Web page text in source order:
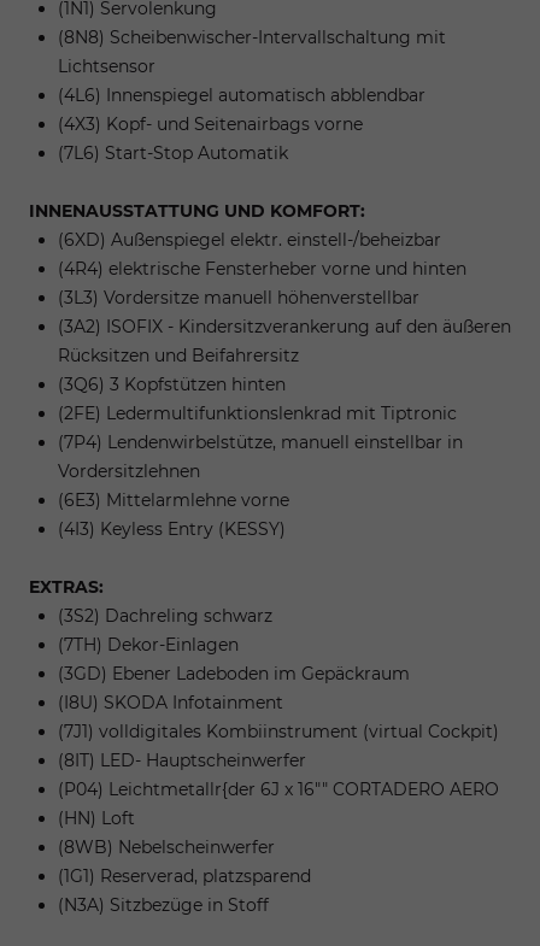
(1N1) Servolenkung
(8N8) Scheibenwischer-Intervallschaltung mit
Lichtsensor
(4L6) Innenspiegel automatisch abblendbar
(4X3) Kopf- und Seitenairbags vorne
(7L6) Start-Stop Automatik
INNENAUSSTATTUNG UND KOMFORT:
(6XD) Außenspiegel elektr. einstell-/beheizbar
(4R4) elektrische Fensterheber vorne und hinten
(3L3) Vordersitze manuell höhenverstellbar
(3A2) ISOFIX - Kindersitzverankerung auf den äußeren
Rücksitzen und Beifahrersitz
(3Q6) 3 Kopfstützen hinten
(2FE) Ledermultifunktionslenkrad mit Tiptronic
(7P4) Lendenwirbelstütze, manuell einstellbar in
Vordersitzlehnen
(6E3) Mittelarmlehne vorne
(4I3) Keyless Entry (KESSY)
EXTRAS:
(3S2) Dachreling schwarz
(7TH) Dekor-Einlagen
(3GD) Ebener Ladeboden im Gepäckraum
(I8U) SKODA Infotainment
(7J1) volldigitales Kombiinstrument (virtual Cockpit)
(8IT) LED- Hauptscheinwerfer
(P04) Leichtmetallr{der 6J x 16"" CORTADERO AERO
(HN) Loft
(8WB) Nebelscheinwerfer
(1G1) Reserverad, platzsparend
(N3A) Sitzbezüge in Stoff